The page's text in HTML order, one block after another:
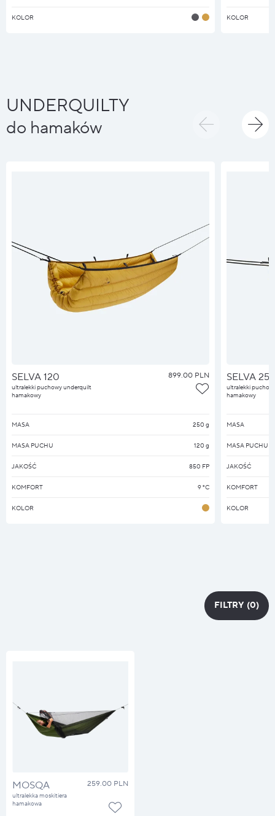
KOLOR KOLOR
UNDERQUILTY
do hamaków
899.00 PLN
SELVA 120
ultralekki puchowy underquilt
hamakowy
JAKOŚĆ 850 FP
KOMFORT 9 °C
MASA 250 g
MASA PUCHU 120 g
KOLOR
SELVA
ultralekki
hamakowy
JAKOŚĆ
KOMFORT
MASA
MASA PUCHU
KOLOR
FILTRY (0)
259.00 PLN
MOSQA
ultralekka moskitiera
hamakowa